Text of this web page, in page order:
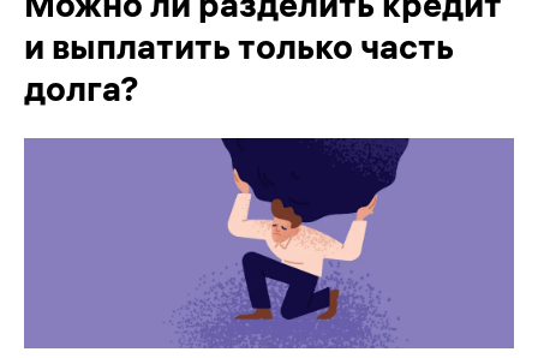
и выплатить только часть
долга?